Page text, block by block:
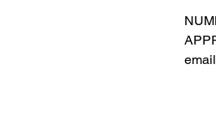
email